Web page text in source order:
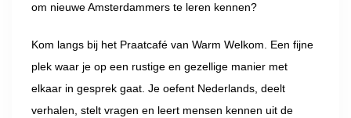
om nieuwe Amsterdammers te leren kennen?
Kom langs bij het Praatcafé van Warm Welkom. Een fijne
plek waar je op een rustige en gezellige manier met
elkaar in gesprek gaat. Je oefent Nederlands, deelt
verhalen, stelt vragen en leert mensen kennen uit de